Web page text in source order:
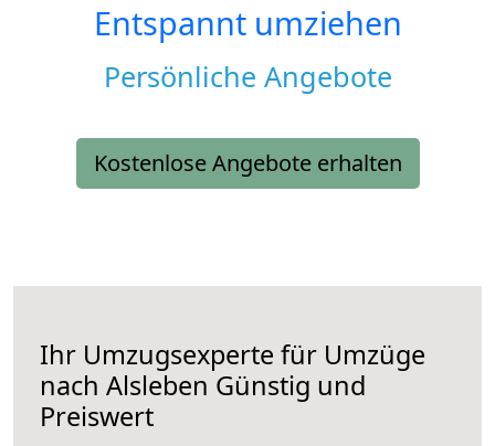
Entspannt umziehen
Persönliche Angebote
Kostenlose Angebote erhalten
Ihr Umzugsexperte für Umzüge
nach Alsleben Günstig und
Preiswert